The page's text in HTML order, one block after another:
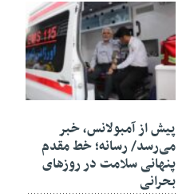
پیش از آمبولانس، خبر
می‌رسد/ رسانه؛ خط مقدم
پنهانی سلامت در روزهای
بحرانی